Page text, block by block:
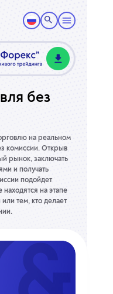
без
на реальном
комиссии. Открыв
рынок, заключать
и получать
подойдет
на этапе
или тем, кто делает